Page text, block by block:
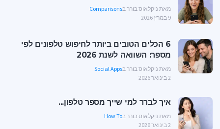
מאת ניקלאוס בורר בComparisons
9 במרץ 2026
6 הכלים הטובים ביותר לחיפוש טלפונים לפי
מספר: השוואה לשנת 2026
מאת ניקלאוס בורר בSocial Apps
2 בינואר 2026
איך לברר למי שייך מספר טלפון...
מאת ניקלאוס בורר בHow To
2 בינואר 2026